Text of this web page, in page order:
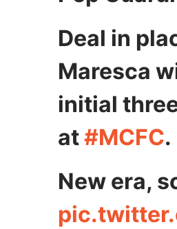
Deal in
Maresca
initial
at#MCFC.
New era,